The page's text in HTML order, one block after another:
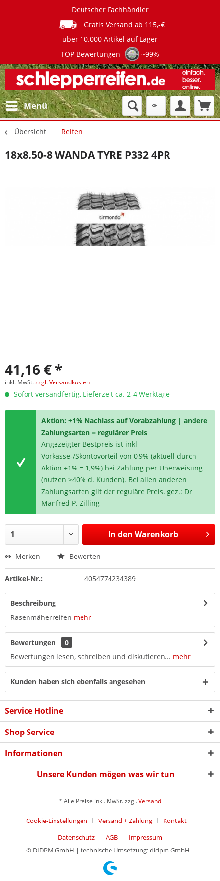
Deutscher Fachhändler
Gratis Versand ab 115,-€
über 10.000 Artikel auf Lager
TOP Bewertungen
~99%
Menü
Übersicht Reifen
18x8.50-8 WANDA TYRE P332 4PR
41,16 € *
inkl. MwSt.zzgl. Versandkosten
Sofort versandfertig, Lieferzeit ca. 2-4 Werktage
Aktion: +1% Nachlass auf Vorabzahlung | andere
Zahlungsarten = regulärer Preis
Angezeigter Bestpreis ist inkl.
Vorkasse-/Skontovorteil von 0,9% (aktuell durch
Aktion +1% = 1,9%) bei Zahlung per Überweisung
(nutzen >40% d. Kunden). Bei allen anderen
Zahlungsarten gilt der reguläre Preis. gez.: Dr.
Manfred P. Zilling
In den Warenkorb
Merken Bewerten
Artikel-Nr.: 4054774234389
Beschreibung
Rasenmäherreifen mehr
Bewertungen
0
Bewertungen lesen, schreiben und diskutieren... mehr
Kunden haben sich ebenfalls angesehen
Service Hotline
Shop Service
Informationen
Unsere Kunden mögen was wir tun
* Alle Preise inkl. MwSt. zzgl.Versand
Cookie-Einstellungen Versand + Zahlung
Kontakt
Datenschutz
AGB
Impressum
© DIDPM GmbH | technische Umsetzung: didpm GmbH |